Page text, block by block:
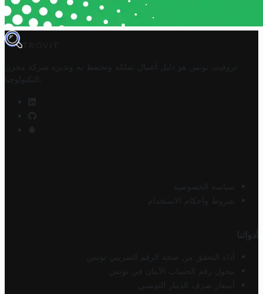
TROVIT
تروفيت تونس هو دليل أعمال تملكه وتحتفظ به وتديره
شركة مخزن
التكنولوجيا
سياسة الخصوصية
شروط وأحكام الاستخدام
أدواتنا
أداة التحقق من صحة الرقم الضريبي تونس
محول رقم الحساب الآيبان في تونس
أسعار صرف الدينار التونسي